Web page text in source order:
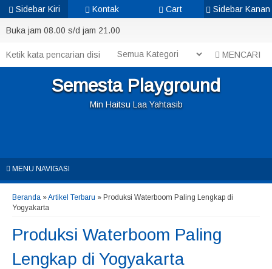
Buka jam 08.00 s/d jam 21.00
MENCARI
Semesta Playground
Min Haitsu Laa Yahtasib
MENU NAVIGASI
Beranda »Artikel Terbaru » Produksi Waterboom Paling Lengkap di
Yogyakarta
Produksi Waterboom Paling
Lengkap di Yogyakarta
Sidebar Kiri Kontak Cart Sidebar Kanan